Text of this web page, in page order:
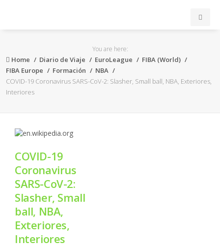
ACB
EuroLeague
OTROS
FORMACIÓN
NBA
You are here:
Home Diario de Viaje EuroLeague
FIBA (World)
FIBA Europe
Formación
NBA
COVID-19 Coronavirus SARS-CoV-2: Slasher, Small ball, NBA, Exteriores,
Interiores
COVID-19
Coronavirus
SARS-CoV-2:
Slasher, Small
ball, NBA,
Exteriores,
Interiores